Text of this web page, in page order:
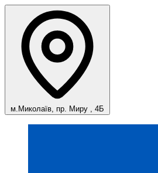
м.Миколаїв, пр. Миру , 4Б